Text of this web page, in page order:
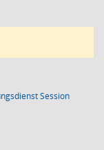
Session(Wird in